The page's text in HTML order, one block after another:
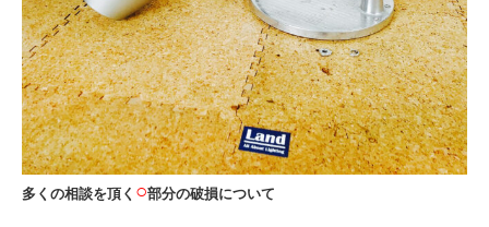
多くの相談を頂く ○部分の破損について